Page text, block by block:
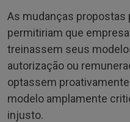
As mudanças propostas
permitiriam que
treinassem seus
autorização ou
optassem
modelo amplamente
injusto.